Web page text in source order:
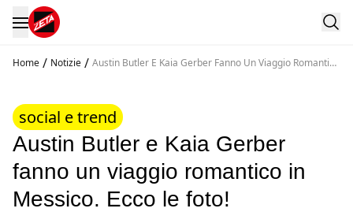
Home / Notizie / Austin Butler E Kaia Gerber Fanno Un Viaggio Romantico
social e trend
Austin Butler e Kaia Gerber
fanno un viaggio romantico in
Messico. Ecco le foto!